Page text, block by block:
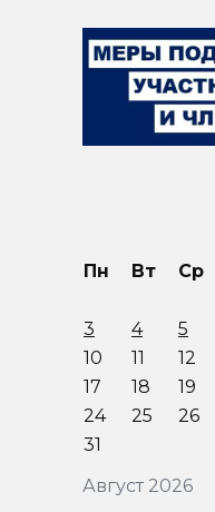
Август 2026
Пн Вт Ср
3
4 5
10
11 12
17
18 19
24
25 26
31